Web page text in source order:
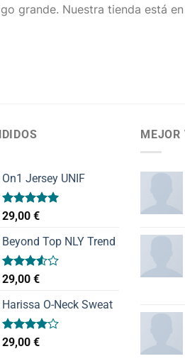
grande. Nuestra tienda está
On1 Jersey UNIF
Valorado
con
de 5
29,00 €
Beyond Top NLY Trend
Valorado
con
3.50de
5
29,00 €
Harissa O-Neck Sweat
Valorado
con
29,00 €
MEJOR